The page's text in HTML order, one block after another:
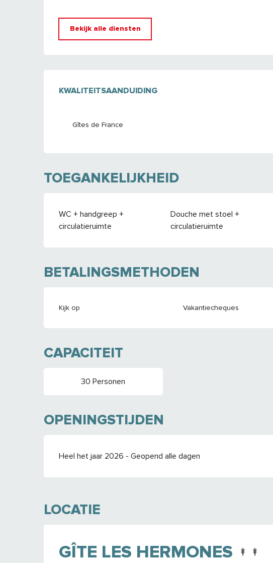
Bekijk alle diensten
DIENSTVERLENING
KWALITEITSAANDUIDING
KWALITEITSAANDUIDING
Gîtes de France
TOEGANKELIJKHEID
WC + handgreep +
circulatieruimte
Douche met stoel +
circulatieruimte
BETALINGSMETHODEN
Kijk op Vakantiecheques
CAPACITEIT
30 Personen
OPENINGSTIJDEN
Heel het jaar 2026 - Geopend alle dagen
LOCATIE
GÎTE LES HERMONES